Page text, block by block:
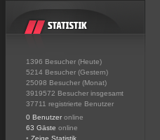
1396 Besucher (Heute)
5214 Besucher (Gestern)
25098 Besucher (Monat)
3919572 Besucher insgesamt
37711 registrierte Benutzer
0 Benutzer online
63 Gäste online
• Zeige Statistik